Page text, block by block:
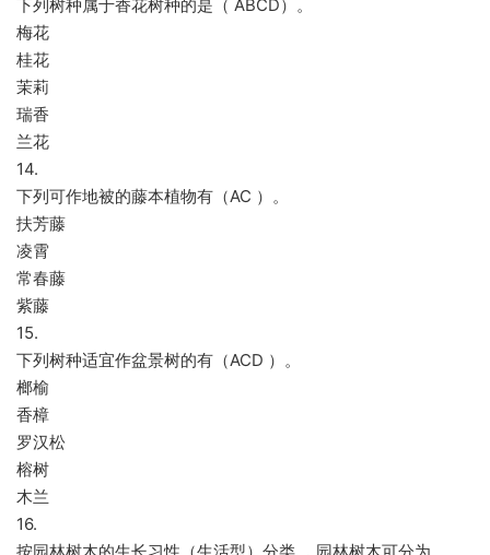
下列树种属于香花树种的是（ ABCD）。
梅花
桂花
茉莉
瑞香
兰花
14.
下列可作地被的藤本植物有（AC ）。
扶芳藤
凌霄
常春藤
紫藤
15.
下列树种适宜作盆景树的有（ACD ）。
榔榆
香樟
罗汉松
榕树
木兰
16.